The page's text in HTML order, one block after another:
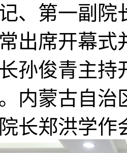
、第一副院
出席开幕式
孙俊青主
内蒙古自
长郑洪学作